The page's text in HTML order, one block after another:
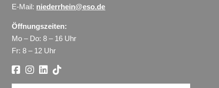
E-Mail: niederrhein@eso.de
Öffnungszeiten:
Mo – Do: 8 – 16 Uhr
Fr: 8 – 12 Uhr